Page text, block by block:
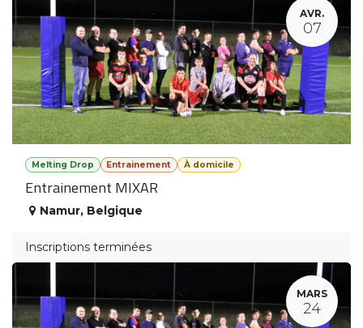
AVR.
07
Melting Drop Entrainement À domicile
Entrainement MIXAR
Namur, Belgique
Inscriptions terminées
MARS
24